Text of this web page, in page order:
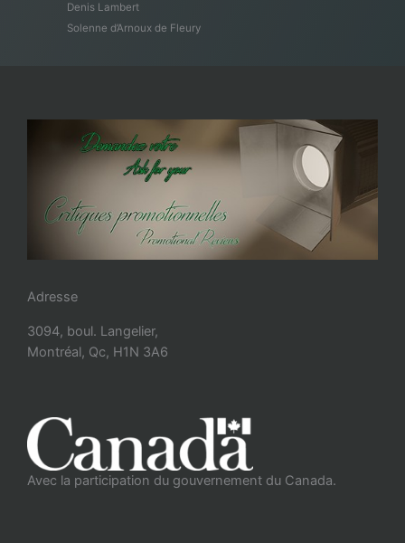
Denis Lambert
Solenne d’Arnoux de Fleury
Adresse
3094, boul. Langelier,
Montréal, Qc, H1N 3A6
Avec la participation du gouvernement du Canada.